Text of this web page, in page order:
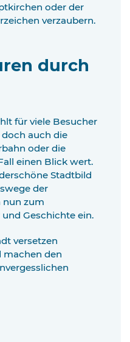
oder der
verzaubern.
durch
für viele Besucher
auch die
oder die
einen Blick wert.
Stadtbild
der
nun zum
Geschichte ein.
versetzen
machen den